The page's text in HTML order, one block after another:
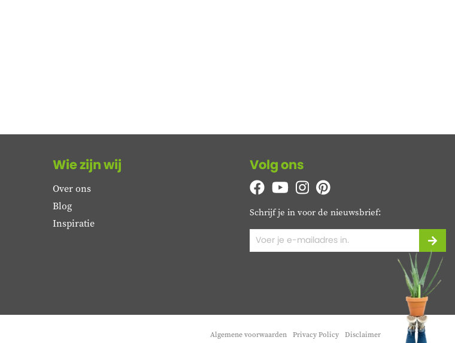
Wie zijn wij
Over ons
Blog
Inspiratie
Volg ons
Schrijf je in voor de nieuwsbrief:
Algemene voorwaarden Privacy Policy Disclaimer